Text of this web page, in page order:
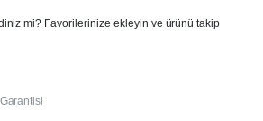
mi? Favorilerinize ekleyin ve ürünü takip